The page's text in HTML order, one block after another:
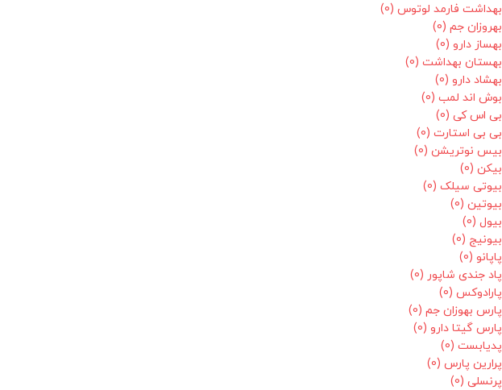
بهداشت فارمد لوتوس (0)
بهروزان جم (0)
بهساز دارو (0)
بهستان بهداشت (0)
بهشاد دارو (0)
بوش اند لمب (0)
بی اس کی (0)
بی بی استارت (0)
بیس نوتریشن (0)
بیکن (0)
بیوتی سیلک (0)
بیوتین (0)
بیول (0)
بیونیج (0)
پاپانو (0)
پاد جندی شاپور (0)
پارادوکس (0)
پارس بهوزان جم (0)
پارس گیتا دارو (0)
پدیابست (0)
پرارین پارس (0)
پرنسلی (0)